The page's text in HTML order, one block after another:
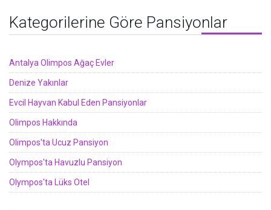
Kategorilerine Göre Pansiyonlar
Antalya Olimpos Ağaç Evler
Denize Yakınlar
Evcil Hayvan Kabul Eden Pansiyonlar
Olimpos Hakkında
Olimpos'ta Ucuz Pansiyon
Olympos'ta Havuzlu Pansiyon
Olympos'ta Lüks Otel